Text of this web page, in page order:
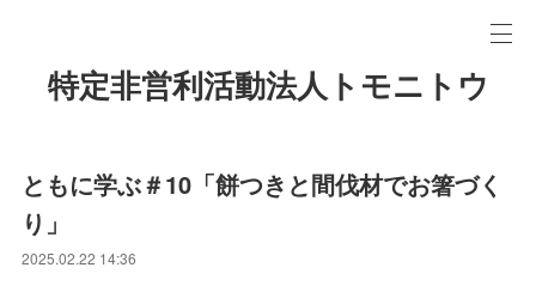
特定非営利活動法人トモニトウ
ともに学ぶ＃10「餅つきと間伐材でお箸づく
り」
2025.02.22 14:36